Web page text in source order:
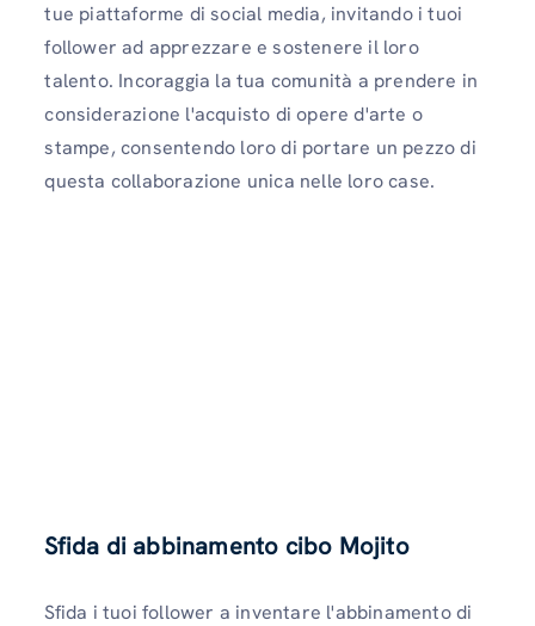
tue piattaforme di social media, invitando i tuoi
follower ad apprezzare e sostenere il loro
talento. Incoraggia la tua comunità a prendere in
considerazione l'acquisto di opere d'arte o
stampe, consentendo loro di portare un pezzo di
questa collaborazione unica nelle loro case.
Sfida di abbinamento cibo Mojito
Sfida i tuoi follower a inventare l'abbinamento di